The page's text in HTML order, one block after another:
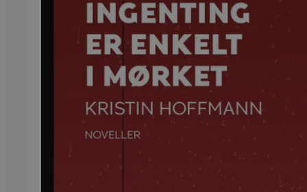
Roman
Tegneserier
Annet
Outlet
— kvalitetslitteratur
til